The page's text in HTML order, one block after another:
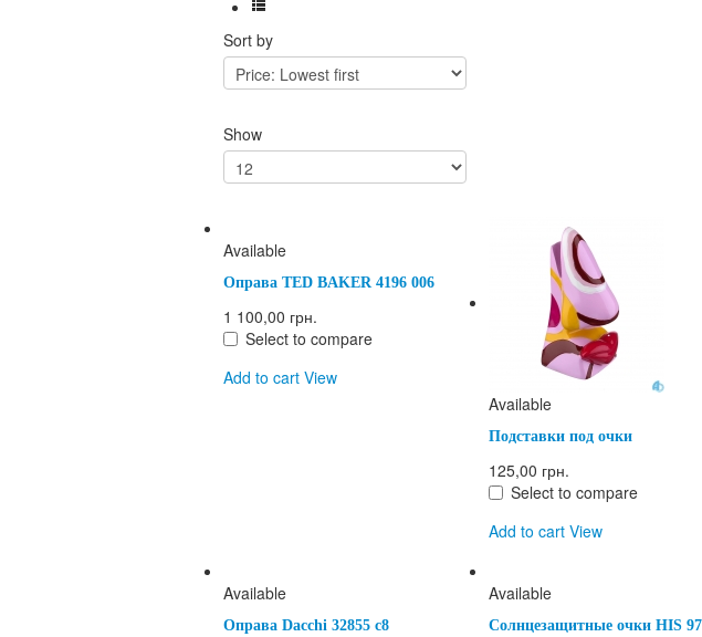
Sort by
Show
Available
Оправа TED BAKER 4196 006
1 100,00 грн.
Select to compare
Add to cart View
Available
Подставки под очки
125,00 грн.
Select to compare
Add to cart View
Available
Оправа Dacchi 32855 c8
Available
Солнцезащитные очки HIS